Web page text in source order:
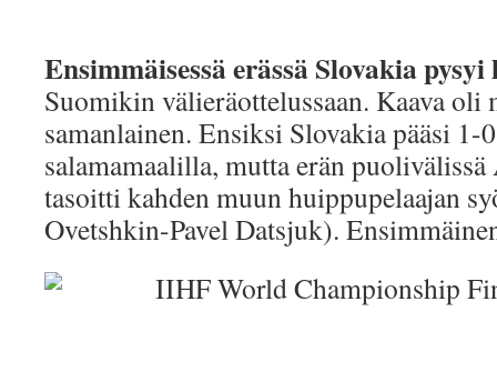
Ensimmäisessä erässä Slovakia
Suomikin välieräottelussaan. Kaava
samanlainen. Ensiksi Slovakia pääsi
salamamaalilla, mutta erän
tasoitti kahden muun huippupelaajan
Ovetshkin-Pavel Datsjuk).